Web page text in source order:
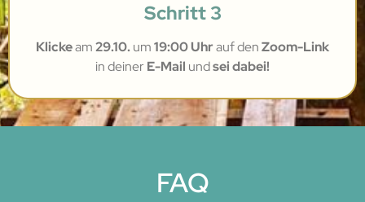
Schritt 3
Klickeam29.10.um19:00 Uhrauf denZoom-Link
in deinerE-Mail undsei dabei!
FAQ